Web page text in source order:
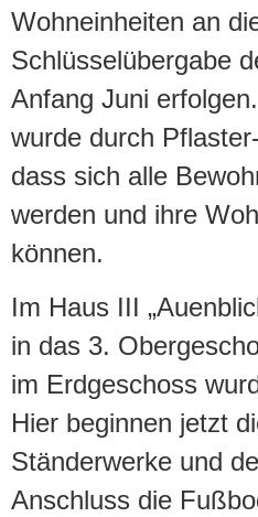
Wohneinheiten an
Schlüsselübergabe
Anfang Juni
wurde durch
dass sich alle
werden und ihre
können.
Im Haus III
in das 3.
im Erdgeschoss
Hier beginnen jetzt
Ständerwerke und
Anschluss die